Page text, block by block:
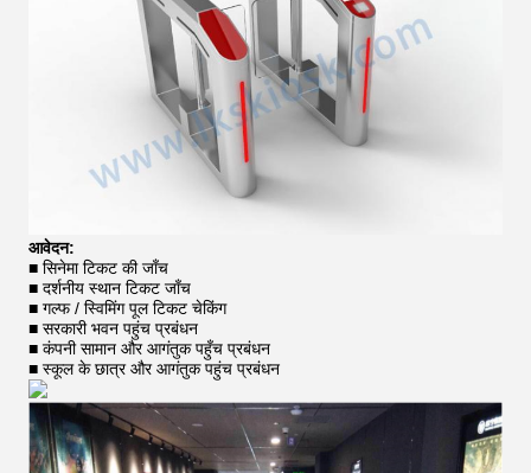
आवेदन:
■ सिनेमा टिकट की जाँच
■ दर्शनीय स्थान टिकट जाँच
■ गल्फ / स्विमिंग पूल टिकट चेकिंग
■ सरकारी भवन पहुंच प्रबंधन
■ कंपनी सामान और आगंतुक पहुँच प्रबंधन
■ स्कूल के छात्र और आगंतुक पहुंच प्रबंधन